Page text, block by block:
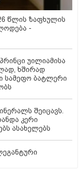
წლის ზაფხულის
-
უილიამისა
ხშირად
სამეფო ბატლერი
შეიცავს.
კერი
ასახელებს